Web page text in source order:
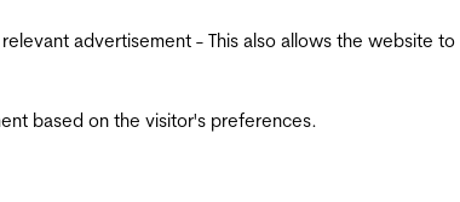
advertisement - This also allows the website
based on the visitor's preferences.